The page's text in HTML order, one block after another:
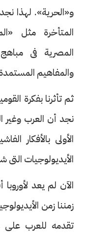
و«الحرية». لهذا
المتأخرة مثل
المصرية فى
والمفاهيم
ثم تأثرنا بفكرة
نجد أن العرب وغير
الأولى بالأفكار
الأيديولوجيات
الآن لم يعد
زمننا زمن
تقدمه للعرب على